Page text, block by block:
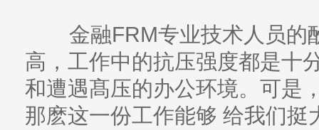
金融FRM专业技术人员的
高，工作中的抗压强度都是十
和遭遇髙压的办公环境。可是
那麽这一份工作能够 给我们